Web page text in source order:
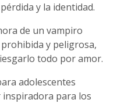
y la identidad.
de un vampiro
prohibida y peligrosa,
todo por amor.
adolescentes
para los